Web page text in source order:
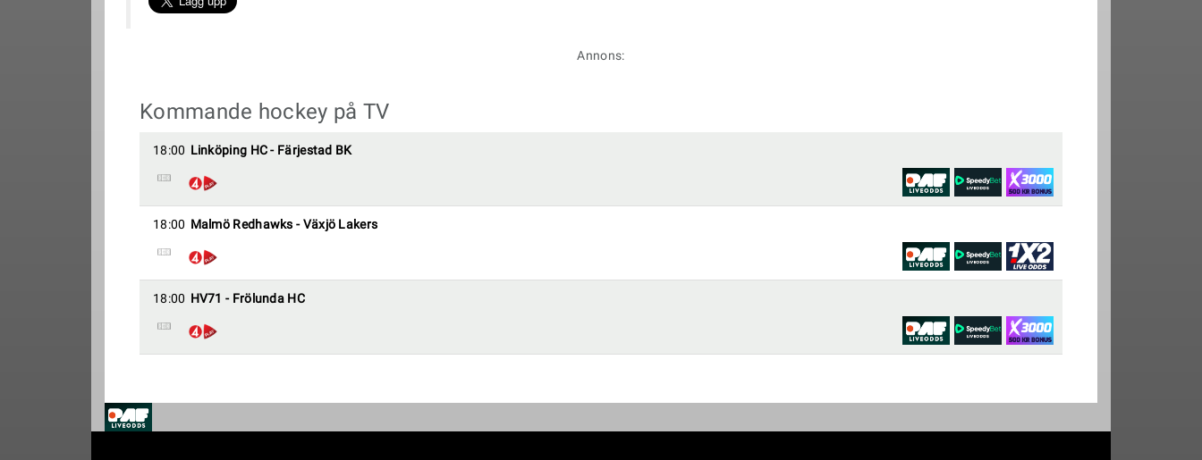
Annons:
Kommande hockey på TV
18:00 Linköping HC - Färjestad BK
18:00 Malmö Redhawks - Växjö Lakers
18:00 HV71 - Frölunda HC